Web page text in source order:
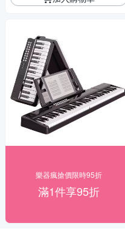
樂器瘋搶價限時95折
滿1件享95折